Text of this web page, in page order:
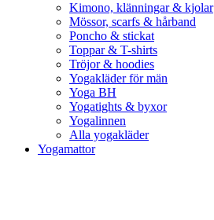
Kimono, klänningar & kjolar
Mössor, scarfs & hårband
Poncho & stickat
Toppar & T-shirts
Tröjor & hoodies
Yogakläder för män
Yoga BH
Yogatights & byxor
Yogalinnen
Alla yogakläder
Yogamattor